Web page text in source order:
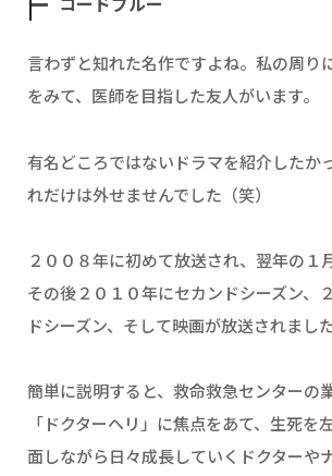
言わずと知れた名作ですよね。私の周り
をみて、医師を目指した友人がいます。
有名どころではないドラマを紹介したか
れだけは外せませんでした（笑）
２００８年に初めて放送され、翌年の１
その後２０１０年にセカンドシーズン、
ドシーズン、そして映画が放送されました
簡単に説明すると、救命救急センターの
「ドクターヘリ」に焦点をあて、生死を
面しながら日々成長していくドクターや